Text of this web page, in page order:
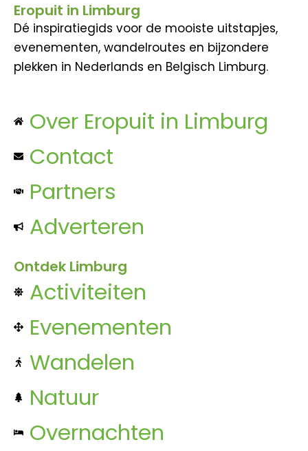
Eropuit in Limburg
Dé inspiratiegids voor de mooiste uitstapjes,
evenementen, wandelroutes en bijzondere
plekken in Nederlands en Belgisch Limburg.
Over Eropuit in Limburg
Contact
Partners
Adverteren
Ontdek Limburg
Activiteiten
Evenementen
Wandelen
Natuur
Overnachten